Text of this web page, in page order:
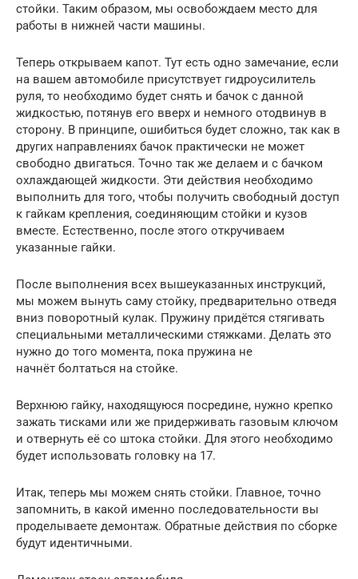
стойки. Таким образом, мы освобождаем место для
работы в нижней части машины.
Теперь открываем капот. Тут есть одно замечание, если
на вашем автомобиле присутствует гидроусилитель
руля, то необходимо будет снять и бачок с данной
жидкостью, потянув его вверх и немного отодвинув в
сторону. В принципе, ошибиться будет сложно, так как в
других направлениях бачок практически не может
свободно двигаться. Точно так же делаем и с бачком
охлаждающей жидкости. Эти действия необходимо
выполнить для того, чтобы получить свободный доступ
к гайкам крепления, соединяющим стойки и кузов
вместе. Естественно, после этого откручиваем
указанные гайки.
После выполнения всех вышеуказанных инструкций,
мы можем вынуть саму стойку, предварительно отведя
вниз поворотный кулак. Пружину придётся стягивать
специальными металлическими стяжками. Делать это
нужно до того момента, пока пружина не
начнёт болтаться на стойке.
Верхнюю гайку, находящуюся посредине, нужно крепко
зажать тисками или же придерживать газовым ключом
и отвернуть её со штока стойки. Для этого необходимо
будет использовать головку на 17.
Итак, теперь мы можем снять стойки. Главное, точно
запомнить, в какой именно последовательности вы
проделываете демонтаж. Обратные действия по сборке
будут идентичными.